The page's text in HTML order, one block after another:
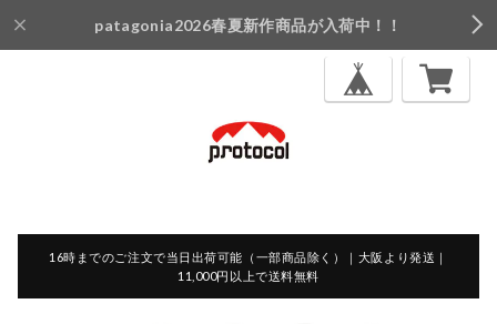
patagonia2026春夏新作商品が入荷中！！
16時までのご注文で当日出荷可能（一部商品除く）｜大阪より発送｜
11,000円以上で送料無料